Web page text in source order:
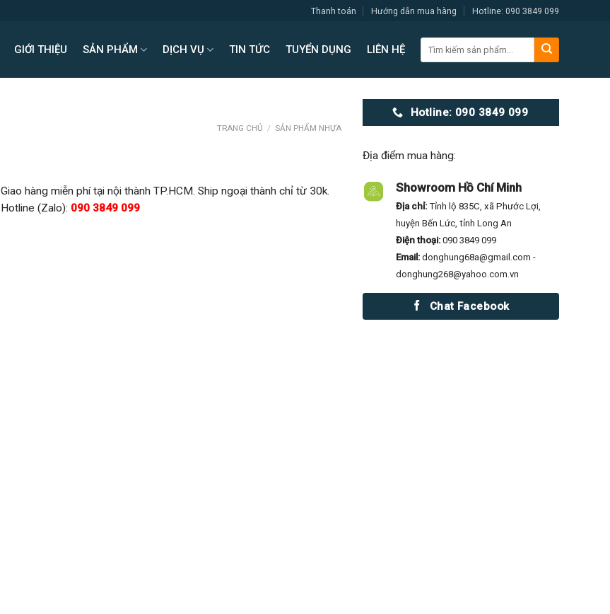
Thanh toán Hướng dẫn mua hàng Hotline: 090 3849 099
GIỚI THIỆU SẢN PHẨM DỊCH VỤ TIN TỨC TUYỂN DỤNG LIÊN HỆ
kiếm:
TRANG CHỦ / SẢN PHẨM NHỰA
Hotline: 090 3849 099
Giao hàng miễn phí tại nội thành TP.HCM. Ship ngoại thành chỉ từ 30k.
Hotline (Zalo): 090 3849 099
Địa điểm mua hàng:
Showroom Hồ Chí Minh
Địa chỉ: Tỉnh lộ 835C, xã Phước Lợi,
huyện Bến Lức, tỉnh Long An
Điện thoại: 090 3849 099
Email: donghung68a@gmail.com -
donghung268@yahoo.com.vn
Chat Facebook